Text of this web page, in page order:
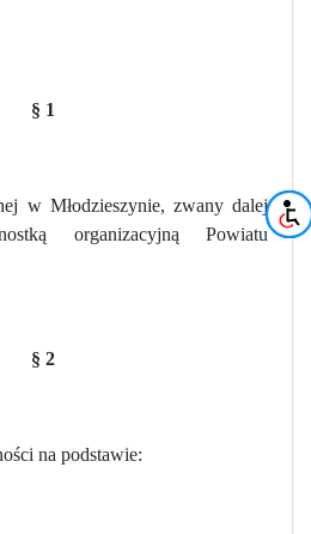
§ 1
w Młodzieszynie, zwany dalej
organizacyjną Powiatu
§ 2
na podstawie: